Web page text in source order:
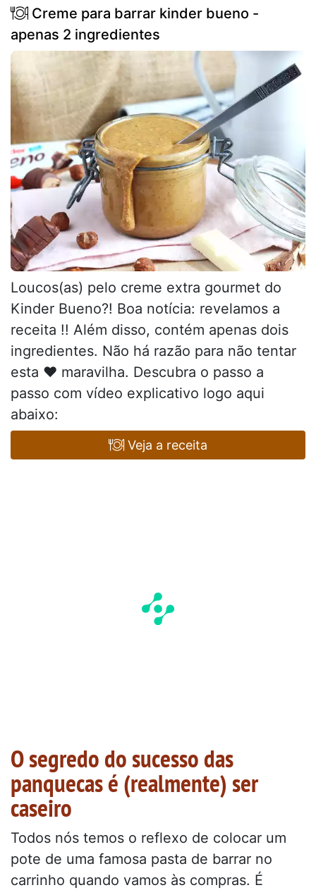
Creme para barrar kinder bueno -
apenas 2 ingredientes
Loucos(as) pelo creme extra gourmet do
Kinder Bueno?! Boa notícia: revelamos a
receita !! Além disso, contém apenas dois
ingredientes. Não há razão para não tentar
esta ♥ maravilha. Descubra o passo a
passo com vídeo explicativo logo aqui
abaixo:
Veja a receita
O segredo do sucesso das
panquecas é (realmente) ser
caseiro
Todos nós temos o reflexo de colocar um
pote de uma famosa pasta de barrar no
carrinho quando vamos às compras. É